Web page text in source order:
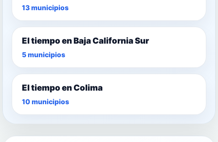
13 municipios
El tiempo en Baja California Sur
5 municipios
El tiempo en Colima
10 municipios